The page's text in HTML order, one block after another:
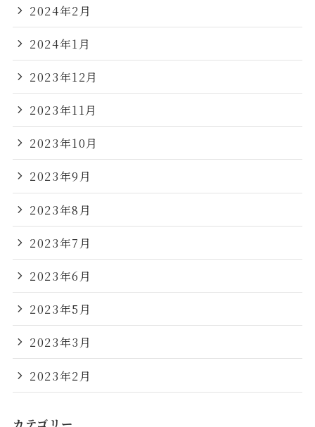
2024年2月
2024年1月
2023年12月
2023年11月
2023年10月
2023年9月
2023年8月
2023年7月
2023年6月
2023年5月
2023年3月
2023年2月
カテゴリー